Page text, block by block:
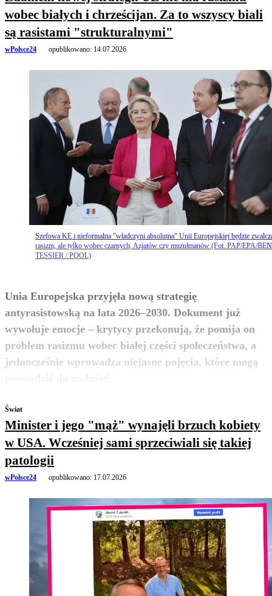
wobec białych i chrześcijan. Za to wszyscy biali
są rasistami "strukturalnymi"
wPolsce24 opublikowano: 14.07.2026
Szefowa KE i nieformalna "władczyni absolutna" Unii Europejskiej będzie
rasizm, ale tylko wobec czarnych, Azjatów czy muzułmanów (Fot. PAP/EPA/
TESSIER / POOL)
Unia Europejska przyjęła nową strategię
antyrasistowską na lata 2026–2030. Dokument już
wywołuje emocje – krytycy przekonują, że pomija on
problem rasizmu wobec białej części społeczeństwa, a
jednocześnie wprowadza niejasne pojęcia, które mogą
zobacz więcej
Świat
Minister i jego "mąż" wynajęli brzuch kobiety
w USA. Wcześniej sami sprzeciwiali się takiej
patologii
wPolsce24 opublikowano: 17.07.2026